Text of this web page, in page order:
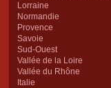
Lorraine
Normandie
Provence
Savoie
Sud-Ouest
Vallée de la Loire
Vallée du Rhône
Italie